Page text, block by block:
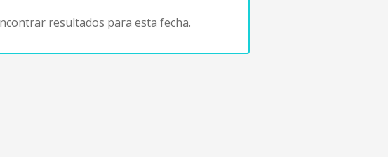
resultados para esta fecha.